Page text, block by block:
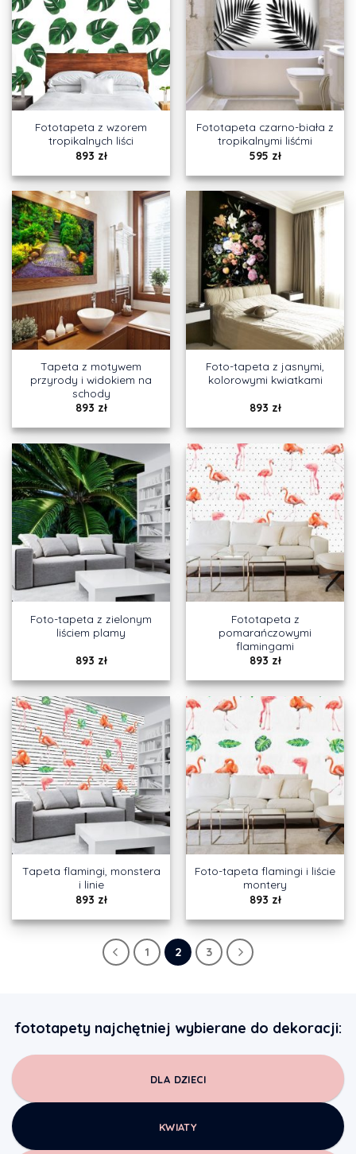
Fototapeta z wzorem
tropikalnych liści
893 zł
Fototapeta czarno-biała z
tropikalnymi liśćmi
595 zł
Tapeta z motywem
przyrody i widokiem na
schody
893 zł
Foto-tapeta z jasnymi,
kolorowymi kwiatkami
893 zł
Foto-tapeta z zielonym
liściem plamy
893 zł
Fototapeta z
pomarańczowymi
flamingami
893 zł
Tapeta flamingi, monstera
i linie
893 zł
Foto-tapeta flamingi i liście
montery
893 zł
1 2 3
fototapety najchętniej wybierane do dekoracji:
DLA DZIECI
KWIATY